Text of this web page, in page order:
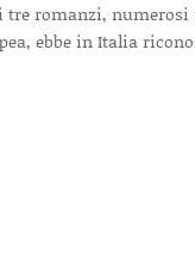
romanzi, numerosi
ebbe in Italia